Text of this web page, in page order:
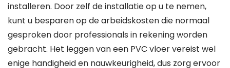
installeren. Door zelf de installatie op u te nemen,
kunt u besparen op de arbeidskosten die normaal
gesproken door professionals in rekening worden
gebracht. Het leggen van een PVC vloer vereist wel
enige handigheid en nauwkeurigheid, dus zorg ervoor